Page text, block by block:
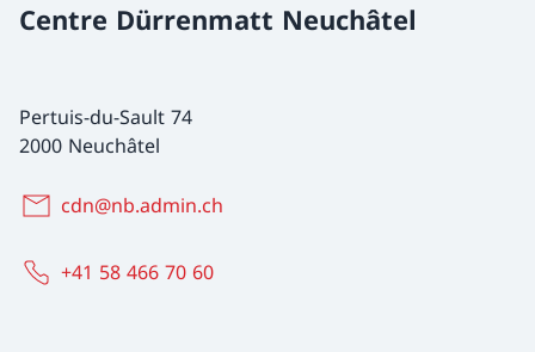
Centre Dürrenmatt Neuchâtel
Pertuis-du-Sault 74
2000 Neuchâtel
cdn@nb.admin.ch
+41 58 466 70 60